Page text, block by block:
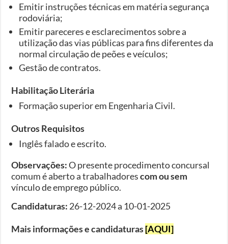
Emitir instruções técnicas em matéria segurança
rodoviária;
Emitir pareceres e esclarecimentos sobre a
utilização das vias públicas para fins diferentes da
normal circulação de peões e veículos;
Gestão de contratos.
Habilitação Literária
Formação superior em Engenharia Civil.
Outros Requisitos
Inglês falado e escrito.
Observações:O presente procedimento concursal
comum é aberto a trabalhadorescom ou sem
vínculo de emprego público.
Candidaturas: 26-12-2024 a 10-01-2025
Mais informações e candidaturas[AQUI]